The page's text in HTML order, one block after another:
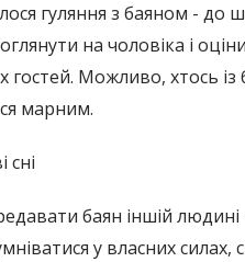
гуляння з баяном - до
на чоловіка і
гостей. Можливо, хтось
марним.
сні
баян іншій
у власних силах,